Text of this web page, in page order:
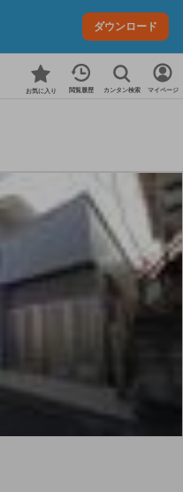
ダウンロード
お気に入り 閲覧履歴 カンタン検索 マイページ